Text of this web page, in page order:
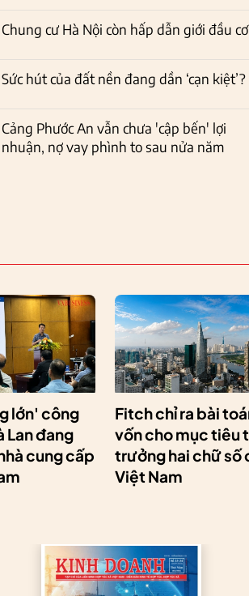
Chung cư Hà Nội còn hấp dẫn giới đầu
Sức hút của đất nền đang dần ‘cạn kiệt’?
Cảng Phước An vẫn chưa 'cập bến' lợi
nhuận, nợ vay phình to sau nửa năm
lớn' công
Lan đang
cung cấp
Fitch chỉ ra bài
vốn cho mục tiêu
trưởng hai chữ số
Việt Nam